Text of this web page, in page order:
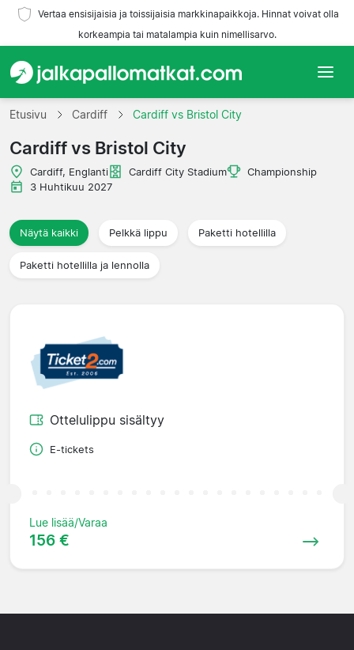
Vertaa ensisijaisia ja toissijaisia markkinapaikkoja. Hinnat voivat olla
korkeampia tai matalampia kuin nimellisarvo.
Etusivu
Joukkueet
Liigat
Matkatoimistoja
Etusivu Cardiff Cardiff vs Bristol City
Cardiff vs Bristol City
Cardiff, Englanti Cardiff City Stadium
Championship
3 Huhtikuu 2027
Näytä kaikki Pelkkä lippu Paketti hotellilla
Paketti hotellilla ja lennolla
Ottelulippu sisältyy
E-tickets
Lue lisää/Varaa
156 €